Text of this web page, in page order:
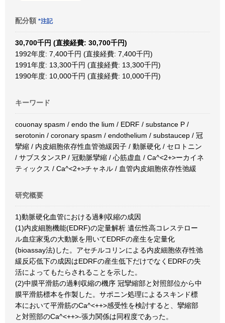
配分額 *注記
30,700千円 (直接経費: 30,700千円)
1992年度: 7,400千円 (直接経費: 7,400千円)
1991年度: 13,300千円 (直接経費: 13,300千円)
1990年度: 10,000千円 (直接経費: 10,000千円)
キーワード
couonay spasm / endo the lium / EDRF / substance P /
serotonin / coronary spasm / endothelium / substaucep / 冠
攣縮 / 内皮細胞依存性血管弛緩因子 / 動脈硬化 / セロトニン
/ サブスタンスP / 冠動脈攣縮 / 心筋虚血 / Ca^<2+>ーカイネ
ティックス / Ca^<2+>チャネル / 血管内皮細胞依存性弛緩
研究概要
1)動脈硬化血管における過剰収縮の成因
(1)内皮細胞機能(EDRF)の定量解析 遺伝性高コレステロー
ル血症家兎の大動脈を用いてEDRFの産生を定量化
(bioassay法)した。アセチルコリンによる内皮細胞依存性弛
緩反応低下の成因はEDRFの産生低下だけでなくEDRFの失
活によってもたらされることを示した。
(2)中膜平滑筋の過剰収縮の機序 冠攣縮部と対照部位から中
膜平滑筋標本を作製した。サポニン処理によるスキンド標
本において平滑筋のCa^<++>感受性を検討すると、攣縮部
と対照部のCa^<++>-張力関係は同程度であった。